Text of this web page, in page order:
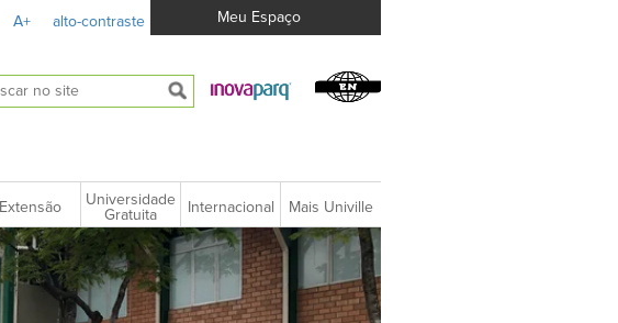
A+ alto-contraste Meu Espaço
Extensão
Universidade
Gratuita
Internacional Mais Univille